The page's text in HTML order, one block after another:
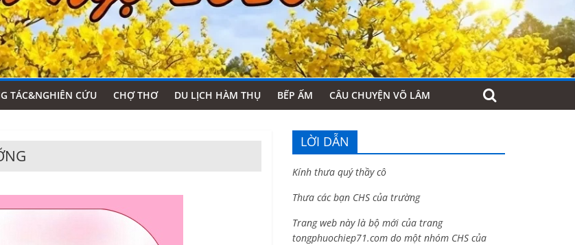
TÁC&NGHIÊN CỨU CHỢ THƠ DU LỊCH HÀM THỤ BẾP ẤM CÂU CHUYỆN VÕ LÂM
LỜI DẪN
Kính thưa quý thầy cô
Thưa các bạn CHS của trường
Trang web này là bộ mới của trang
tongphuochiep71.com do một nhóm CHS của